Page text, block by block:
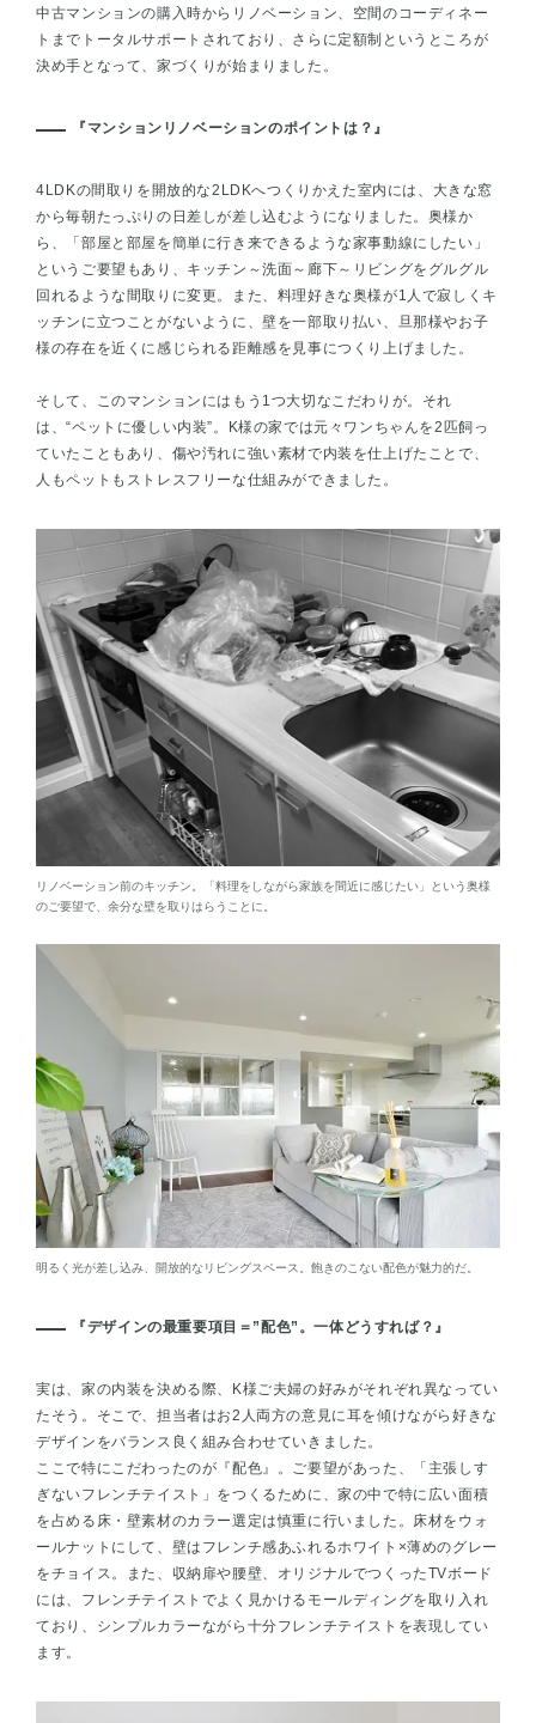
中古マンションの購入時からリノベーション、空間のコーディネー
トまでトータルサポートされており、さらに定額制というところが
決め手となって、家づくりが始まりました。
『マンションリノベーションのポイントは？』
4LDKの間取りを開放的な2LDKへつくりかえた室内には、大きな窓
から毎朝たっぷりの日差しが差し込むようになりました。奥様か
ら、「部屋と部屋を簡単に行き来できるような家事動線にしたい」
というご要望もあり、キッチン～洗面～廊下～リビングをグルグル
回れるような間取りに変更。また、料理好きな奥様が1人で寂しくキ
ッチンに立つことがないように、壁を一部取り払い、旦那様やお子
様の存在を近くに感じられる距離感を見事につくり上げました。
そして、このマンションにはもう1つ大切なこだわりが。それ
は、“ペットに優しい内装”。K様の家では元々ワンちゃんを2匹飼っ
ていたこともあり、傷や汚れに強い素材で内装を仕上げたことで、
人もペットもストレスフリーな仕組みができました。
リノベーション前のキッチン。「料理をしながら家族を間近に感じたい」という奥様
のご要望で、余分な壁を取りはらうことに。
明るく光が差し込み、開放的なリビングスペース。飽きのこない配色が魅力的だ。
『デザインの最重要項目＝”配色”。一体どうすれば？』
実は、家の内装を決める際、K様ご夫婦の好みがそれぞれ異なってい
たそう。そこで、担当者はお2人両方の意見に耳を傾けながら好きな
デザインをバランス良く組み合わせていきました。
ここで特にこだわったのが『配色』。ご要望があった、「主張しす
ぎないフレンチテイスト」をつくるために、家の中で特に広い面積
を占める床・壁素材のカラー選定は慎重に行いました。床材をウォ
ールナットにして、壁はフレンチ感あふれるホワイト×薄めのグレー
をチョイス。また、収納扉や腰壁、オリジナルでつくったTVボード
には、フレンチテイストでよく見かけるモールディングを取り入れ
ており、シンプルカラーながら十分フレンチテイストを表現してい
ます。